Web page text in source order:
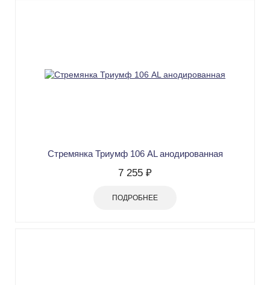
Стремянка Триумф 106 AL анодированная
7 255 ₽
ПОДРОБНЕЕ